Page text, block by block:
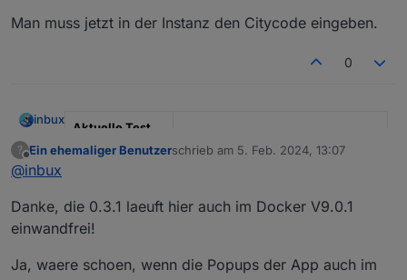
Man muss jetzt in der Instanz den Citycode eingeben.
0
inbux
Aktuelle Test
Version
0.3.1
Github Link
?
Offline
Ein ehemaliger Benutzerschrieb am 5. Feb. 2024, 13:07
zuletzt editiert von
@inbux
Danke, die 0.3.1 laeuft hier auch im Docker V9.0.1
einwandfrei!
Ja, waere schoen, wenn die Popups der App auch im